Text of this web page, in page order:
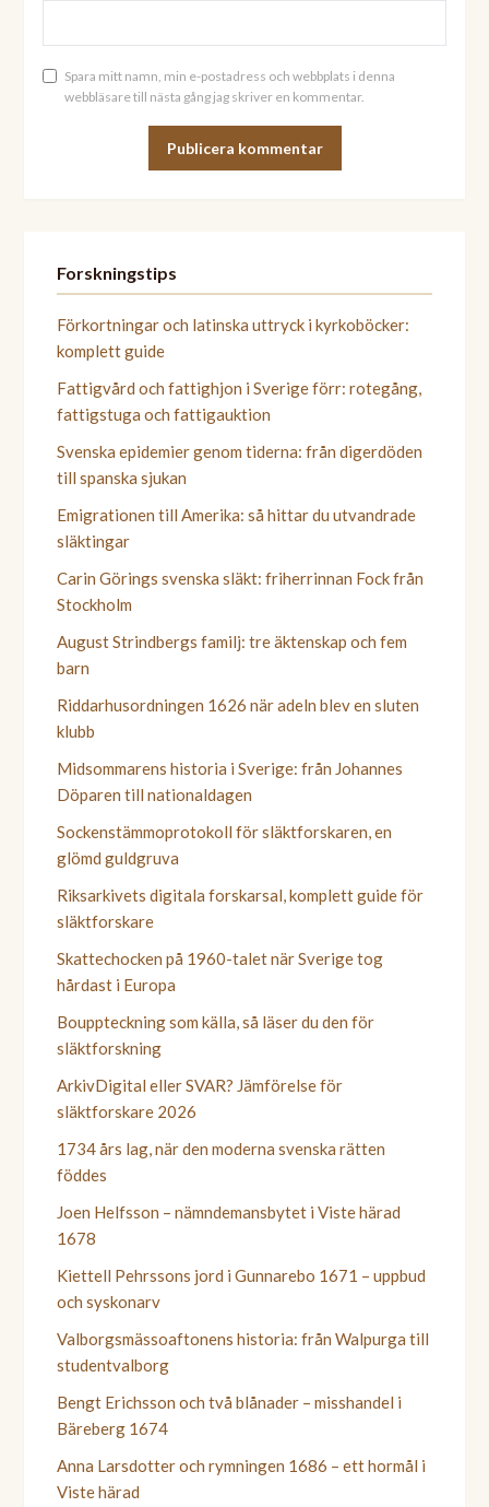
Spara mitt namn, min e-postadress och webbplats i denna
webbläsare till nästa gång jag skriver en kommentar.
Forskningstips
Förkortningar och latinska uttryck i kyrkoböcker:
komplett guide
Fattigvård och fattighjon i Sverige förr: rotegång,
fattigstuga och fattigauktion
Svenska epidemier genom tiderna: från digerdöden
till spanska sjukan
Emigrationen till Amerika: så hittar du utvandrade
släktingar
Carin Görings svenska släkt: friherrinnan Fock från
Stockholm
August Strindbergs familj: tre äktenskap och fem
barn
Riddarhusordningen 1626 när adeln blev en sluten
klubb
Midsommarens historia i Sverige: från Johannes
Döparen till nationaldagen
Sockenstämmoprotokoll för släktforskaren, en
glömd guldgruva
Riksarkivets digitala forskarsal, komplett guide för
släktforskare
Skattechocken på 1960-talet när Sverige tog
hårdast i Europa
Bouppteckning som källa, så läser du den för
släktforskning
ArkivDigital eller SVAR? Jämförelse för
släktforskare 2026
1734 års lag, när den moderna svenska rätten
föddes
Joen Helfsson – nämndemansbytet i Viste härad
1678
Kiettell Pehrssons jord i Gunnarebo 1671 – uppbud
och syskonarv
Valborgsmässoaftonens historia: från Walpurga till
studentvalborg
Bengt Erichsson och två blånader – misshandel i
Bäreberg 1674
Anna Larsdotter och rymningen 1686 – ett hormål i
Viste härad